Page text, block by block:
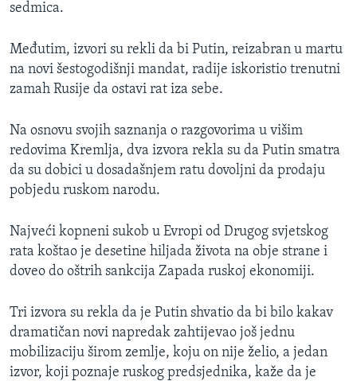
sedmica.
Međutim, izvori su rekli da bi Putin, reizabran u martu
na novi šestogodišnji mandat, radije iskoristio trenutni
zamah Rusije da ostavi rat iza sebe.
Na osnovu svojih saznanja o razgovorima u višim
redovima Kremlja, dva izvora rekla su da Putin smatra
da su dobici u dosadašnjem ratu dovoljni da prodaju
pobjedu ruskom narodu.
Najveći kopneni sukob u Evropi od Drugog svjetskog
rata koštao je desetine hiljada života na obje strane i
doveo do oštrih sankcija Zapada ruskoj ekonomiji.
Tri izvora su rekla da je Putin shvatio da bi bilo kakav
dramatičan novi napredak zahtijevao još jednu
mobilizaciju širom zemlje, koju on nije želio, a jedan
izvor, koji poznaje ruskog predsjednika, kaže da je